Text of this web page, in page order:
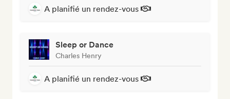
A planifié un rendez-vous
Sleep or Dance
Charles Henry
A planifié un rendez-vous